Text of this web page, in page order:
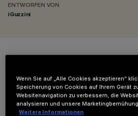
ENTWORFEN VON
iGuzzini
Wenn Sie auf „Alle Cookies akzeptieren“
Speicherung von Cookies auf Ihrem Gerät
Websitenavigation zu verbessern, die
analysieren und unsere
Weitere Informationen